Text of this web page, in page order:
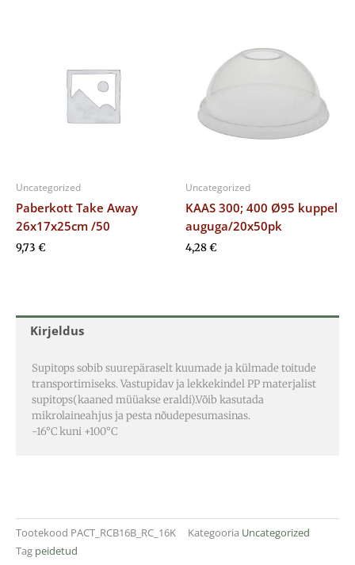
Kirjeldus
Supitops sobib suurepäraselt kuumade ja külmade toitude
transportimiseks. Vastupidav ja lekkekindel PP materjalist
supitops(kaaned müüakse eraldi).Võib kasutada
mikrolaineahjus ja pesta nõudepesumasinas.
-16°C kuni +100°C
Tootekood PACT_RCB16B_RC_16K Kategooria Uncategorized
Tag peidetud
Uncategorized
Paberkott Take Away
26x17x25cm /50
9,73 €
Uncategorized
KAAS 300; 400 Ø95 kuppel
auguga/20x50pk
4,28€